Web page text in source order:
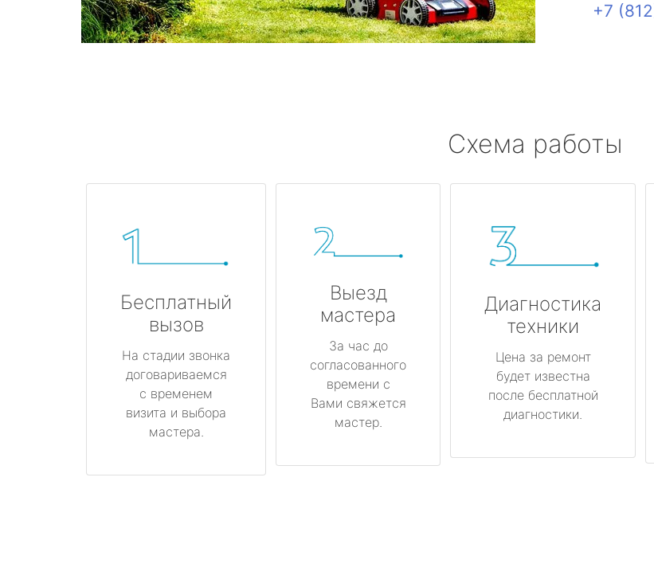
+7
Схема работы
Бесплатный
вызов
На стадии звонка
договариваемся
с временем
визита и выбора
мастера.
Выезд
мастера
За час до
согласованного
времени с
Вами свяжется
мастер.
Диагностика
техники
Цена за ремонт
будет известна
после бесплатной
диагностики.